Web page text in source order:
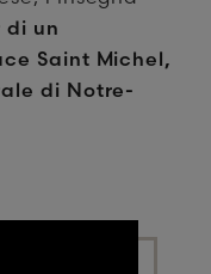
di un
Saint Michel,
di Notre-